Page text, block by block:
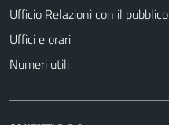
Ufficio Relazioni con il pubblico
Uffici e orari
Numeri utili